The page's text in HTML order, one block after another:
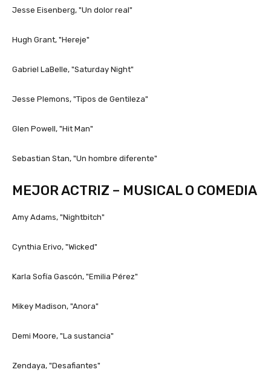
Jesse Eisenberg, "Un dolor real"
Hugh Grant, "Hereje"
Gabriel LaBelle, "Saturday Night"
Jesse Plemons, "Tipos de Gentileza"
Glen Powell, "Hit Man"
Sebastian Stan, "Un hombre diferente"
MEJOR ACTRIZ – MUSICAL O COMEDIA
Amy Adams, "Nightbitch"
Cynthia Erivo, "Wicked"
Karla Sofía Gascón, "Emilia Pérez"
Mikey Madison, "Anora"
Demi Moore, "La sustancia"
Zendaya, "Desafiantes"